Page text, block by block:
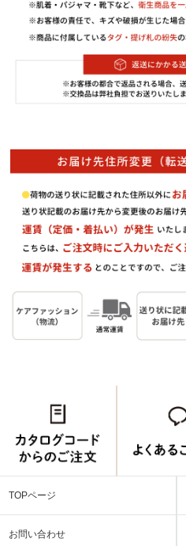
TOPページ
お問い合わせ